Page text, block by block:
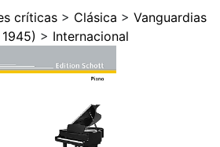
críticas > Clásica > Vanguardias
> Internacional